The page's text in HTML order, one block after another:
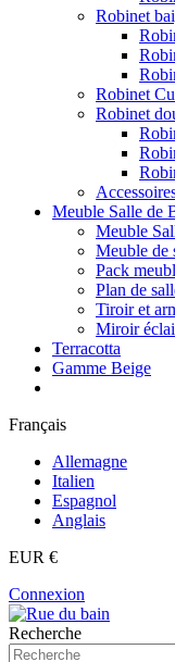
Robinet
Robinet
Robinet
Meuble Salle de
Meuble
Meuble de
Pack
Plan de
Tiroir et
Miroir
Terracotta
Gamme Beige
Français
Allemagne
Italien
Espagnol
Anglais
EUR €
Connexion
Recherche